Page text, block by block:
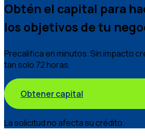
Obtén el capital para
los objetivos de tu
Precalifica en minutos. Sin impacto
tan solo 72 horas.
Obtener capital
La solicitud no afecta su crédito.